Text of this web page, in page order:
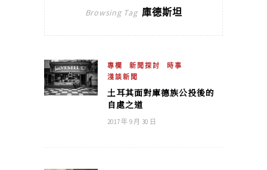
Browsing Tag 庫德斯坦
專欄 新聞探討
時事
淺談新聞
土耳其面對庫德族公投後的
自處之道
2017 年 9 月 30 日